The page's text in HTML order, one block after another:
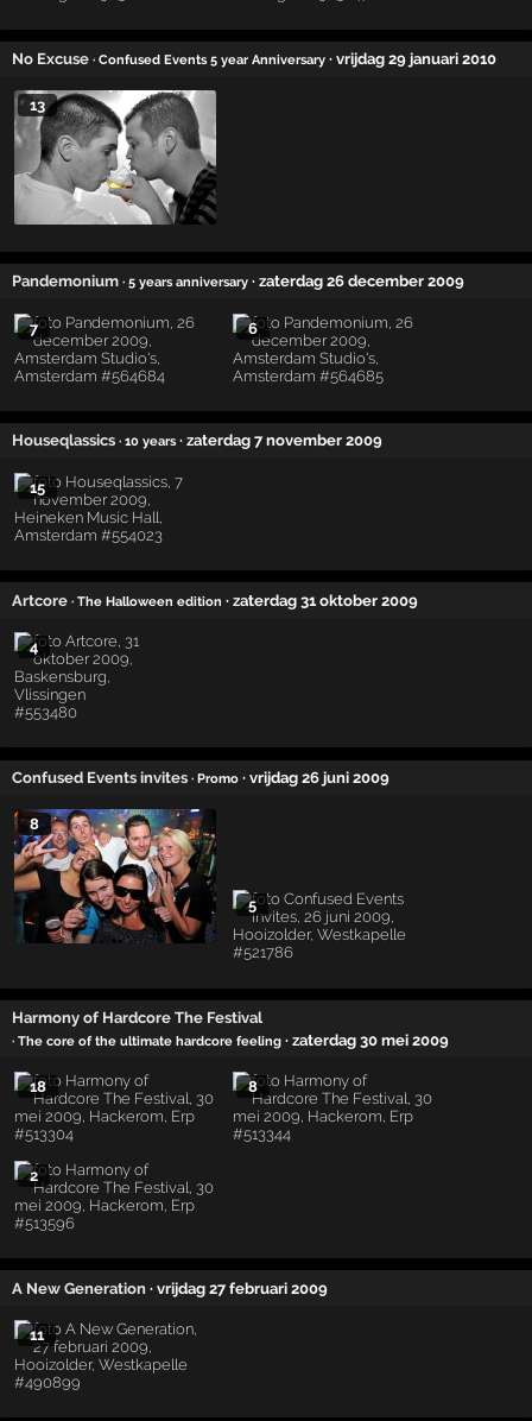
No Excuse · Confused Events 5 year Anniversary · vrijdag 29 januari 2010
13
Pandemonium · 5 years anniversary · zaterdag 26 december 2009
7 6
Houseqlassics · 10 years · zaterdag 7 november 2009
15
Artcore · The Halloween edition · zaterdag 31 oktober 2009
4
Confused Events invites · Promo · vrijdag 26 juni 2009
8
5
Harmony of Hardcore The Festival
· The core of the ultimate hardcore feeling · zaterdag 30 mei 2009
18 8
2
A New Generation · vrijdag 27 februari 2009
11